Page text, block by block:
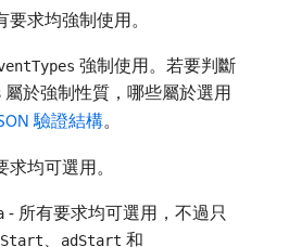
要求均強制使用。
強制使用。若要判斷
屬於強制性質，哪些屬於選用
驗證結構。
求均可選用。
- 所有要求均可選用，不過只
、 adStart 和